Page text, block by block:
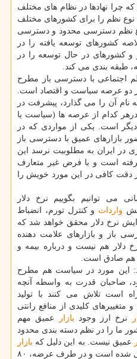
چرا نهادها در نظام های مختلف
نوع نظم را برای كشورهای مختلف
نظم دسترسی محدود و دسترسی
كشورهای توسعه یافته را در
كشورهای در حال توسعه را در
طبقه بندی می كند.
اجتماعی با دسترسی باز مطرح
دو عرصه سیاست و اقتصاد است.
نام آن را می گذارد، پیشرفت در
كدام از عرصه ها (سیاست یا
دیگر است. یكی از مواردی كه در
بازارهای عمیق با دسترسی باز
در ایران به مطلوبیت نرسد این
است و با فرض غیر متعارف
دقت كافی در این مورد خویش را
می توانیم بگوییم نرخ دلار
واردات و كنترل تورم، انضباط
نرخ دلار محقق خواهد شد كه
باز و بازارهای علامت دهنده
دلار هم نیست و درباره بیمه و
هم صادق است.
این مورد در سیاست هم مطرح
صاحبان قدرت به واسطه آنچه
است تلاش می كنند با تولید
كلیدی از منافع رانتی
نرخ ارز وجود بازار
عمیق مهم
ما را در نظم دسته بندی محدود
عمیق نیست. به این دلیل كه بازار
از دو طرف عرضه و تقاضا تشكیل شده است و در طرف عرضه، ۸۰